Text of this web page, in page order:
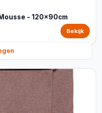
- 120x90cm
Bekijk